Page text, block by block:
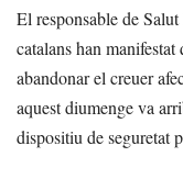
El responsable de
catalans han manifestat
abandonar el creuer
aquest diumenge va
dispositiu de seguretat